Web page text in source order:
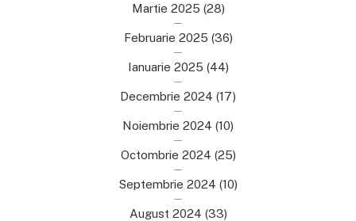
Martie 2025 (28)
Februarie 2025 (36)
Ianuarie 2025 (44)
Decembrie 2024 (17)
Noiembrie 2024 (10)
Octombrie 2024 (25)
Septembrie 2024 (10)
August 2024 (33)